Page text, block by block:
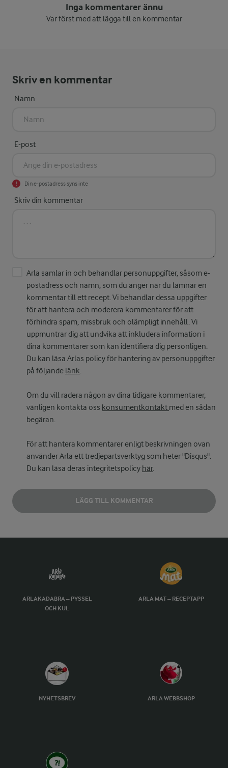
Inga kommentarer ännu
Var först med att lägga till en kommentar
Skriv en kommentar
Namn
E-post
Din e-postadress syns inte
Skriv din kommentar
Arla samlar in och behandlar personuppgifter, såsom e-
postadress och namn, som du anger när du lämnar en
kommentar till ett recept. Vi behandlar dessa uppgifter
för att hantera och moderera kommentarer för att
förhindra spam, missbruk och olämpligt innehåll. Vi
uppmuntrar dig att undvika att inkludera information i
dina kommentarer som kan identifiera dig personligen.
Du kan läsa Arlas policy för hantering av personuppgifter
på följande länk.
Om du vill radera någon av dina tidigare kommentarer,
vänligen kontakta oss konsumentkontakt med en sådan
begäran.
För att hantera kommentarer enligt beskrivningen ovan
använder Arla ett tredjepartsverktyg som heter "Disqus".
Du kan läsa deras integritetspolicy här.
LÄGG TILL KOMMENTAR
ARLAKADABRA – PYSSEL
OCH KUL
ARLA MAT – RECEPTAPP
NYHETSBREV ARLA WEBBSHOP